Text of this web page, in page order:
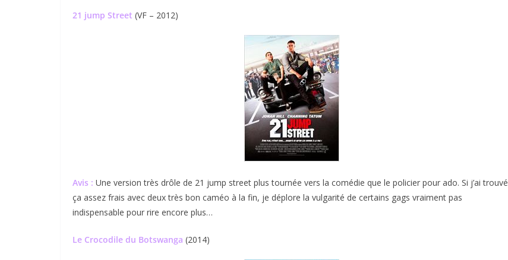
21 jump Street (VF – 2012)
Avis : Une version très drôle de 21 jump street plus tournée vers la comédie que le policier pour ado. Si j’ai trouvé
ça assez frais avec deux très bon caméo à la fin, je déplore la vulgarité de certains gags vraiment pas
indispensable pour rire encore plus…
Le Crocodile du Botswanga (2014)